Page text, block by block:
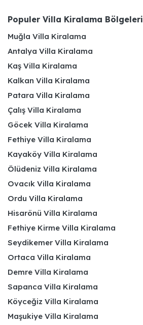
Populer Villa Kiralama Bölgeleri
Muğla Villa Kiralama
Antalya Villa Kiralama
Kaş Villa Kiralama
Kalkan Villa Kiralama
Patara Villa Kiralama
Çalış Villa Kiralama
Göcek Villa Kiralama
Fethiye Villa Kiralama
Kayaköy Villa Kiralama
Ölüdeniz Villa Kiralama
Ovacık Villa Kiralama
Ordu Villa Kiralama
Hisarönü Villa Kiralama
Fethiye Kirme Villa Kiralama
Seydikemer Villa Kiralama
Ortaca Villa Kiralama
Demre Villa Kiralama
Sapanca Villa Kiralama
Köyceğiz Villa Kiralama
Maşukiye Villa Kiralama